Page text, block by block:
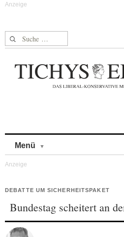
Suche nach:
Menü
DEBATTE UM SICHERHEITSPAKET
Bundestag scheitert an